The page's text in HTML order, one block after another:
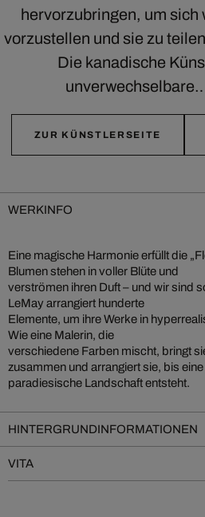
hervorzubringen, um sich
vorzustellen und sie zu
Die kanadische
ZUR KÜNSTLERSEITE
WERKINFO
Eine magische Harmonie erfüllt die
Blumen stehen in voller Blüte und
verströmen ihren Duft – und wir sind
LeMay arrangiert hunderte
Elemente, um ihre Werke in
Wie eine Malerin, die
verschiedene Farben mischt, bringt
zusammen und arrangiert sie, bis eine
paradiesische Landschaft entsteht.
HINTERGRUNDINFORMATIONEN
VITA